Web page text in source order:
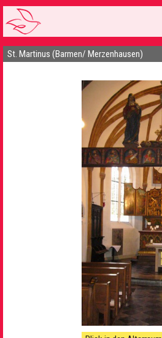
Startseite
16 Gemeinden & mehr
Gottesdienste & Sinnsuche
Sakramente & Feste
Gemeinschaft & Soziales
Seelsorge & Kontakt
St. Martinus (Barmen/ Merzenhausen)